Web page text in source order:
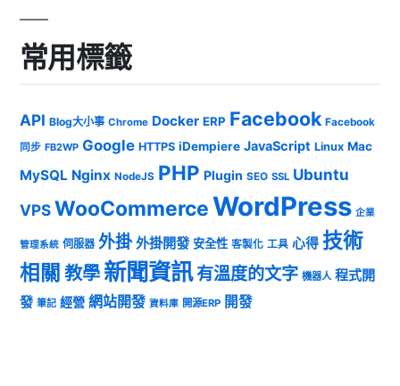
常用標籤
API Blog大小事 Chrome Docker ERP Facebook Facebook
同步 FB2WP Google HTTPS iDempiere JavaScript Linux Mac
MySQL Nginx NodeJS PHP Plugin SEO SSL Ubuntu
VPSWooCommerceWordPress 企業
管理系統 伺服器 外掛 外掛開發 安全性 客製化 工具 心得 技術
相關 教學 新聞資訊有溫度的文字 機器人 程式開
發 筆記 經營 網站開發 資料庫 開源ERP 開發